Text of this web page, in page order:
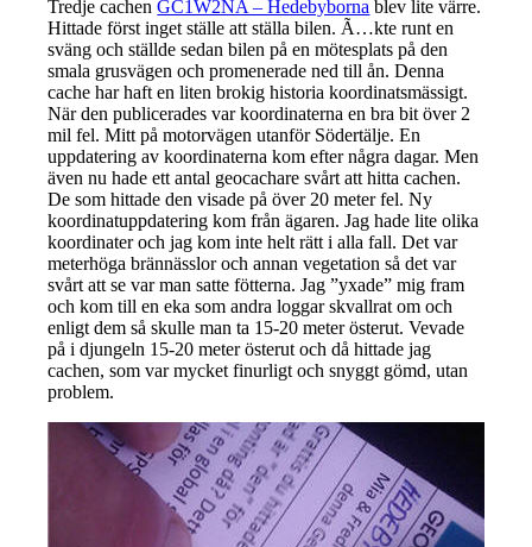
Tredje cachenGC1W2NA – Hedebyborna blev lite värre.
Hittade först inget ställe att ställa bilen. Ã…kte runt en
sväng och ställde sedan bilen på en mötesplats på den
smala grusvägen och promenerade ned till ån. Denna
cache har haft en liten brokig historia koordinatsmässigt.
När den publicerades var koordinaterna en bra bit över 2
mil fel. Mitt på motorvägen utanför Södertälje. En
uppdatering av koordinaterna kom efter några dagar. Men
även nu hade ett antal geocachare svårt att hitta cachen.
De som hittade den visade på över 20 meter fel. Ny
koordinatuppdatering kom från ägaren. Jag hade lite olika
koordinater och jag kom inte helt rätt i alla fall. Det var
meterhöga brännässlor och annan vegetation så det var
svårt att se var man satte fötterna. Jag ”yxade” mig fram
och kom till en eka som andra loggar skvallrat om och
enligt dem så skulle man ta 15-20 meter österut. Vevade
på i djungeln 15-20 meter österut och då hittade jag
cachen, som var mycket finurligt och snyggt gömd, utan
problem.